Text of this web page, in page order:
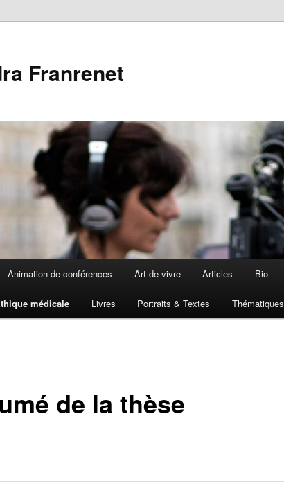
Franrenet
Animation de conférences Art de vivre Articles Bio
médicale Livres Portraits & Textes Thématiques
de la thèse